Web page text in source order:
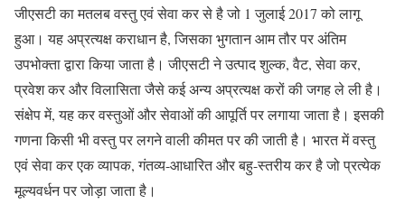
जीएसटी का मतलब वस्तु एवं सेवा कर से है जो 1 जुलाई 2017 को लागू
हुआ। यह अप्रत्यक्ष कराधान है, जिसका भुगतान आम तौर पर अंतिम
उपभोक्ता द्वारा किया जाता है। जीएसटी ने उत्पाद शुल्क, वैट, सेवा कर,
प्रवेश कर और विलासिता जैसे कई अन्य अप्रत्यक्ष करों की जगह ले ली है।
संक्षेप में, यह कर वस्तुओं और सेवाओं की आपूर्ति पर लगाया जाता है। इसकी
गणना किसी भी वस्तु पर लगने वाली कीमत पर की जाती है। भारत में वस्तु
एवं सेवा कर एक व्यापक, गंतव्य-आधारित और बहु-स्तरीय कर है जो प्रत्येक
मूल्यवर्धन पर जोड़ा जाता है।